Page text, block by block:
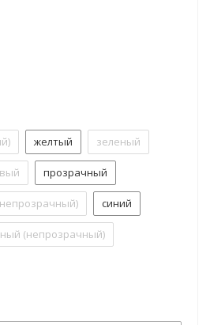
желтый зеленый
прозрачный
синий
(непрозрачный)